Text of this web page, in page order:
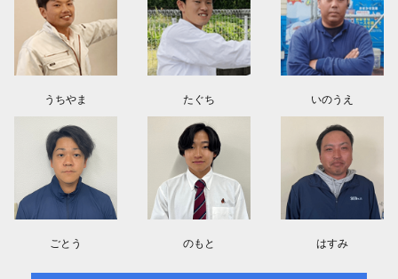
うちやま たぐち いのうえ
ごとう のもと はすみ